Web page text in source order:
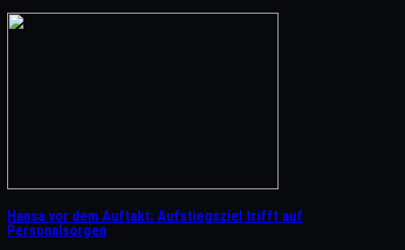
Hansa vor dem Auftakt: Aufstiegsziel trifft auf
Personalsorgen